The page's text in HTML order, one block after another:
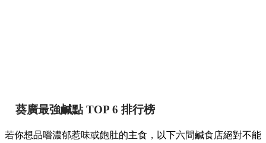
葵廣最強鹹點 TOP 6 排行榜
若你想品嚐濃郁惹味或飽肚的主食，以下六間鹹食店絕對不能